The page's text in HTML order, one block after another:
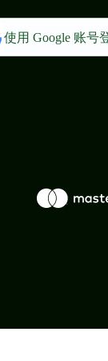
使用 Google 账号